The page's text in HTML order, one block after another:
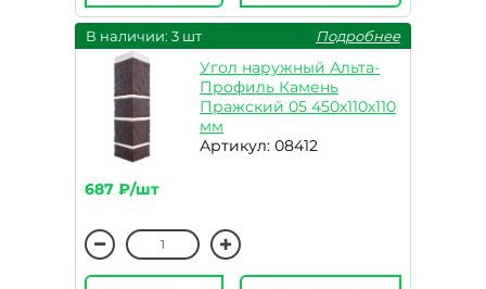
В наличии: 3 шт Подробнее
Угол наружный Альта-
Профиль Камень
Пражский 05 450х110х110
мм
Артикул: 08412
687 ₽/шт